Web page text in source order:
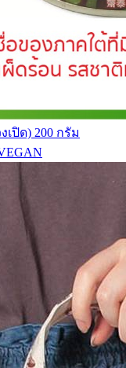
ปิด) 200 กรัม